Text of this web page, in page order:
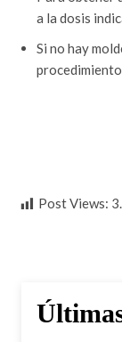
a la dosis
Si no hay
Post Views: